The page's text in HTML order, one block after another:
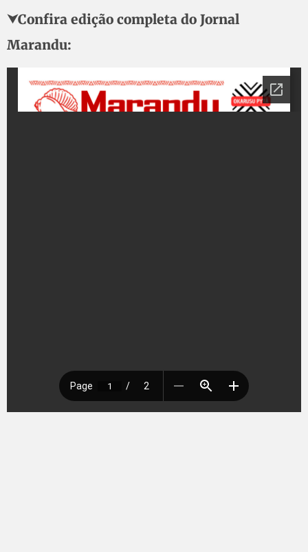
⮟Confira edição completa do Jornal
Marandu: